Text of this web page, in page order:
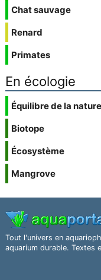
Chat sauvage
Renard
Primates
En écologie
Équilibre de la nature
Biotope
Écosystème
Mangrove
Tout l'univers en
aquarium durable. Textes